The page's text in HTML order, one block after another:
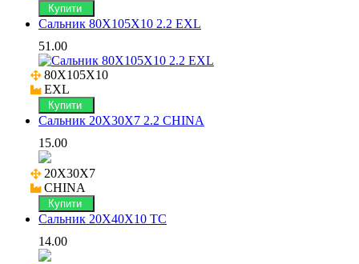
Купити
Сальник 80X105X10 2.2 EXL
51.00
80X105X10
EXL
Купити
Сальник 20X30X7 2.2 CHINA
15.00
20X30X7
CHINA
Купити
Сальник 20X40X10 TC
14.00